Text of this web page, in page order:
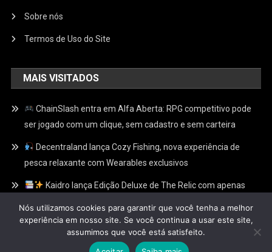
Sobre nós
Termos de Uso do Site
MAIS VISITADOS
ChainSlash entra em Alfa Aberta: RPG competitivo pode
ser jogado com um clique, sem cadastro e sem carteira
Decentraland lança Cozy Fishing, nova experiência de
pesca relaxante com Wearables exclusivos
Kaidro lança Edição Deluxe de The Relic com apenas
exclusivas no Web3
Nós utilizamos cookies para garantir que você tenha a melhor
experiência em nosso site. Se você continua a usar este site,
assumimos que você está satisfeito.